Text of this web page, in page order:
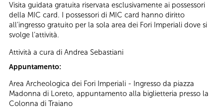
Visita guidata gratuita riservata esclusivamente ai possessori
della MIC card. I possessori di MIC card hanno diritto
all’ingresso gratuito per la sola area dei Fori Imperiali dove si
svolge l’attività.
Attività a cura di Andrea Sebastiani
Appuntamento:
Area Archeologica dei Fori Imperiali - Ingresso da piazza
Madonna di Loreto, appuntamento alla biglietteria presso la
Colonna di Traiano